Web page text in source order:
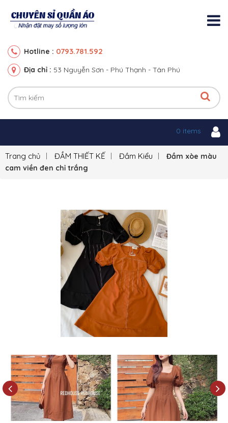
Hotline : 0793.781.592
Địa chỉ : 53 Nguyễn Sơn - Phú Thạnh - Tân Phú
0 items
Trang chủ ĐẦM THIẾT KẾ Đầm Kiểu
Đầm xòe màu
cam viền đen chỉ trắng